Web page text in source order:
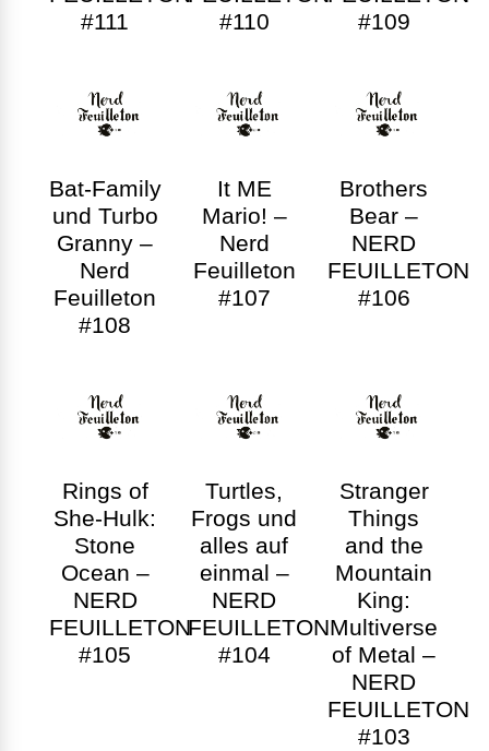
#111
#110
#109
Bat-Family
und Turbo
Granny –
Nerd
Feuilleton
#108
It ME
Mario! –
Nerd
Feuilleton
#107
Brothers
Bear –
NERD
FEUILLETON
#106
Rings of
She-Hulk:
Stone
Ocean –
NERD
FEUILLETON
#105
Turtles,
Frogs und
alles auf
einmal –
NERD
FEUILLETON
#104
Stranger
Things
and the
Mountain
King:
Multiverse
of Metal –
NERD
FEUILLETON
#103